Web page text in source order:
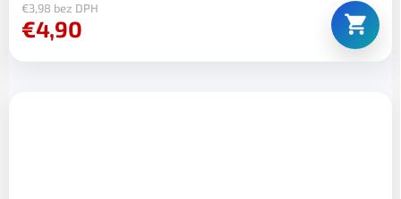
€3,98 bez DPH
€4,90